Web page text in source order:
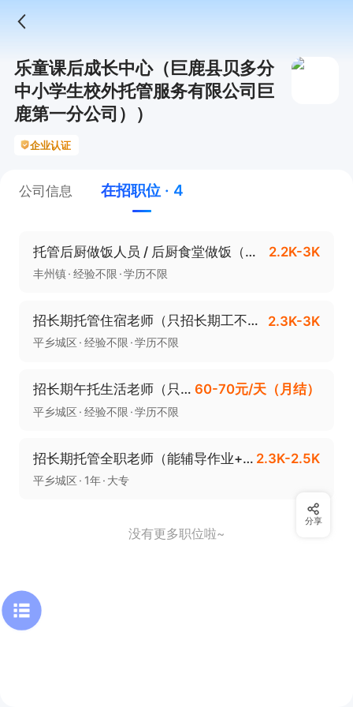
乐童课后成长中心（巨鹿县贝多分
中小学生校外托管服务有限公司巨
鹿第一分公司））
企业认证
公司信息 在招职位 · 4
托管后厨做饭人员 / 后厨食堂做饭（提供住宿+双休） 2.2K-3K
丰州镇 经验不限 学历不限
招长期托管住宿老师（只招长期工不要短期工暑假工） 2.3K-3K
平乡城区 经验不限 学历不限
招长期午托生活老师（只招长期工+不要短期工暑假工） 60-70元/天（月结）
平乡城区 经验不限 学历不限
招长期托管全职老师（能辅导作业+只招长期工不要短期工暑假工） 2.3K-2.5K
平乡城区 1年 大专
没有更多职位啦~
分享